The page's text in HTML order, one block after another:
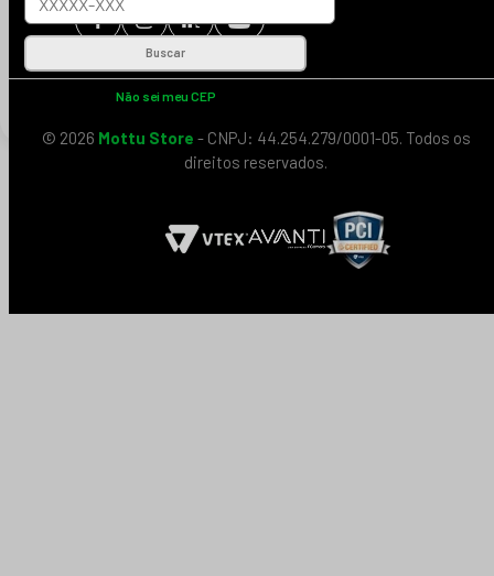
© 2026 Mottu Store - CNPJ: 44.254.279/0001-05. Todos os
direitos reservados.
Buscar
Não sei meu CEP